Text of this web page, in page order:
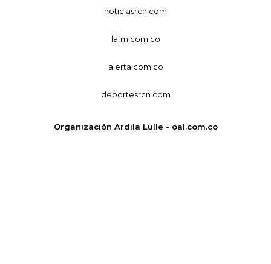
noticiasrcn.com
lafm.com.co
alerta.com.co
deportesrcn.com
Organización Ardila Lülle - oal.com.co